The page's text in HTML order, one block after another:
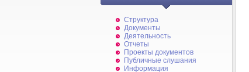
Структура
Документы
Деятельность
Отчеты
Проекты документов
Публичные слушания
Информация